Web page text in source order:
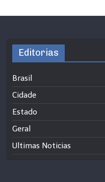
Editorias
Brasil
Cidade
Estado
Geral
Ultimas Noticias